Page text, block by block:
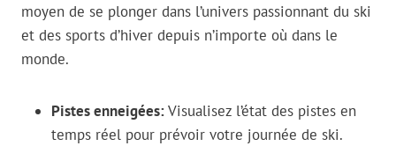
moyen de se plonger dans l’univers passionnant du ski
et des sports d’hiver depuis n’importe où dans le
monde.
Pistes enneigées:Visualisez l’état des pistes en
temps réel pour prévoir votre journée de ski.